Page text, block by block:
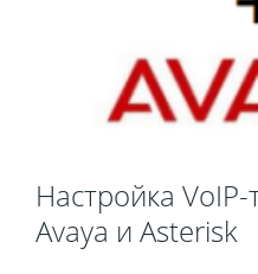
Настройка
Avaya и Asterisk